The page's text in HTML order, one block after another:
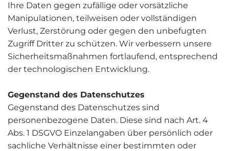
Ihre Daten gegen zufällige oder vorsätzliche
Manipulationen, teilweisen oder vollständigen
Verlust, Zerstörung oder gegen den unbefugten
Zugriff Dritter zu schützen. Wir verbessern unsere
Sicherheitsmaßnahmen fortlaufend, entsprechend
der technologischen Entwicklung.
Gegenstand des Datenschutzes
Gegenstand des Datenschutzes sind
personenbezogene Daten. Diese sind nach Art. 4
Abs. 1 DSGVO Einzelangaben über persönlich oder
sachliche Verhältnisse einer bestimmten oder